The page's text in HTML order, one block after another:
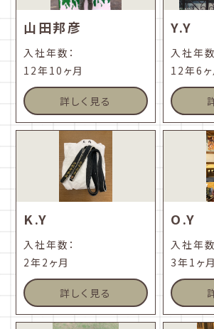
山田邦彦
入社年数：
12年10ヶ月
詳しく見る
Y.Y
入社年
12年6ヶ
K.Y
入社年数：
2年2ヶ月
詳しく見る
O.Y
入社年
3年1ヶ月